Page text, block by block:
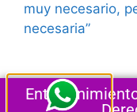
muy necesario,
necesaria”